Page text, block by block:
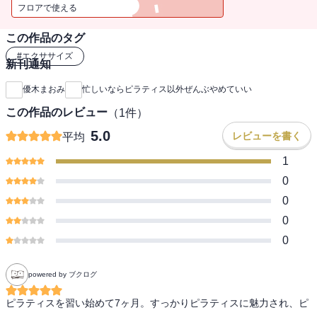
思えぬ美ボディの持ち主・優木まおみさん初のピラティス本。イン
ラティスだけ」と話す。産後、悩んでいた体型が戻ったこと、それ
以外にも驚くべき効果が！ 自律神経が整い、内面までポジティブ
に変化したこと、また何をしても改善しなかった肌トラブルが無く
なり、髪もトリートメント要らず、生理前のPMS、産後の尿もれな
ど女性の悩みまで解消できたこと。現代の女性の悩みが、ピラティ
スひとつで解消され、そのエクササイズは本人出演の動画でも解
説。また、1日10分、自律神経を整える時間を持つことがおすすめと
いい、その方法もレクチャー。CONTENTS／最小の努力で体が変わ
る理由／ピラティスができない日の1日10分プログラム／ピラティス
の2大重要POINTをマスター／パーツ別LESSON(お腹編・美脚編・
美尻編・美背中美胸編他)など優木 まおみ（ユウキマオミ）：1980
ッション誌のレギュラーモデル、CMなどで活躍。2013年結婚。
2014年に長女、2017年に次女を出産。次女出産後の不調を改善する
ピラティスインストラクターの資格を取得し、ピラティスインスト
ラクターとしても活動している。2児の母。インストラクター6人体
制でピラティスなどのレッスンを配信するトータルボディサロン
フロアで使える
この作品のタグ
#エクササイズ
新刊通知
優木まおみ 忙しいならピラティス以外ぜんぶやめていい
この作品のレビュー （1件）
平均 5.0 レビューを書く
1
0
0
0
0
powered by ブクログ
ピラティスを習い始めて7ヶ月。すっかりピラティスに魅力され、ピ